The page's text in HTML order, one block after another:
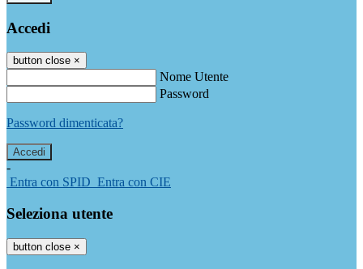
Accedi
button close ×
Nome Utente
Password
Password dimenticata?
-
Entra con SPID Entra con CIE
Seleziona utente
button close ×